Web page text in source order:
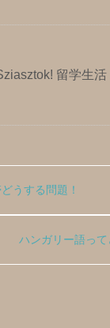
留学生
うする問題！
ハンガリー語って